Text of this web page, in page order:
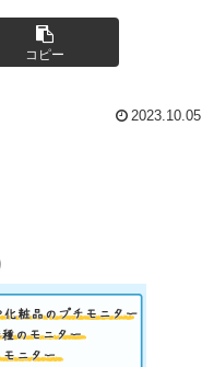
コピー
2023.10.05